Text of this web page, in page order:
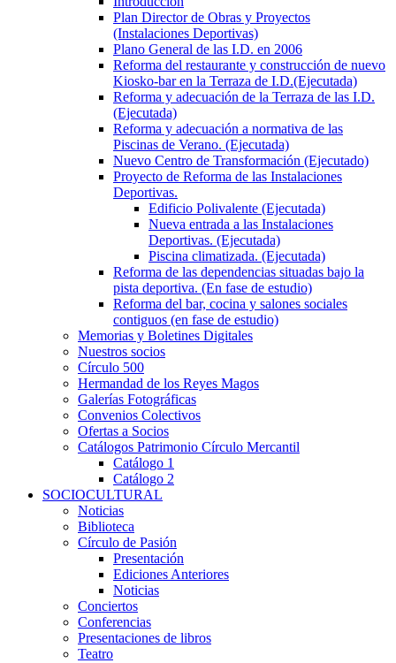
Plan Director de Obras y Proyectos
(Instalaciones Deportivas)
Plano General de las I.D. en 2006
Reforma del restaurante y construcción de nuevo
Kiosko-bar en la Terraza de I.D.(Ejecutada)
Reforma y adecuación de la Terraza de las I.D.
(Ejecutada)
Reforma y adecuación a normativa de las
Piscinas de Verano. (Ejecutada)
Nuevo Centro de Transformación (Ejecutado)
Proyecto de Reforma de las Instalaciones
Deportivas.
Edificio Polivalente (Ejecutada)
Nueva entrada a las Instalaciones
Deportivas. (Ejecutada)
Piscina climatizada. (Ejecutada)
Reforma de las dependencias situadas bajo la
pista deportiva. (En fase de estudio)
Reforma del bar, cocina y salones sociales
contiguos (en fase de estudio)
Memorias y Boletines Digitales
Nuestros socios
Círculo 500
Hermandad de los Reyes Magos
Galerías Fotográficas
Convenios Colectivos
Ofertas a Socios
Catálogos Patrimonio Círculo Mercantil
Catálogo 1
Catálogo 2
SOCIOCULTURAL
Noticias
Biblioteca
Círculo de Pasión
Presentación
Ediciones Anteriores
Noticias
Conciertos
Conferencias
Presentaciones de libros
Teatro